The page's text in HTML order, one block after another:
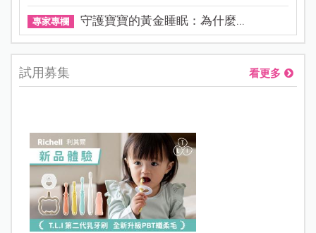
專家專欄 守護寶寶的黃金睡眠：為什麼...
試用募集 看更多